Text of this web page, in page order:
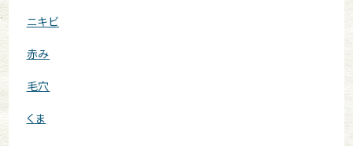
ニキビ
赤み
毛穴
くま